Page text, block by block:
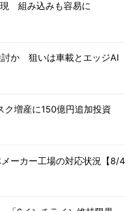
現 組み込みも容易に
討か 狙いは車載とエッジAI
ク増産に150億円追加投資
ーカー工場の対応状況【8/4